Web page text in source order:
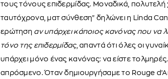
τους τόνους επιδερμίδας. Μοναδικά, πολυτελή
ταυτόχρονα, ματ σύνθεση" δηλώνει η Linda
ερώτηση αν υπάρχει κάποιος κανόνας που να
τόνο της επιδερμίδας, απαντά ότι όλες οι
υπάρχει μόνο ένας κανόνας: να είστε
απρόσμενο. Όταν δημιουργήσαμε το Rouge